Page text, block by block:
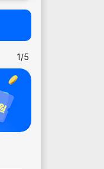
1/5